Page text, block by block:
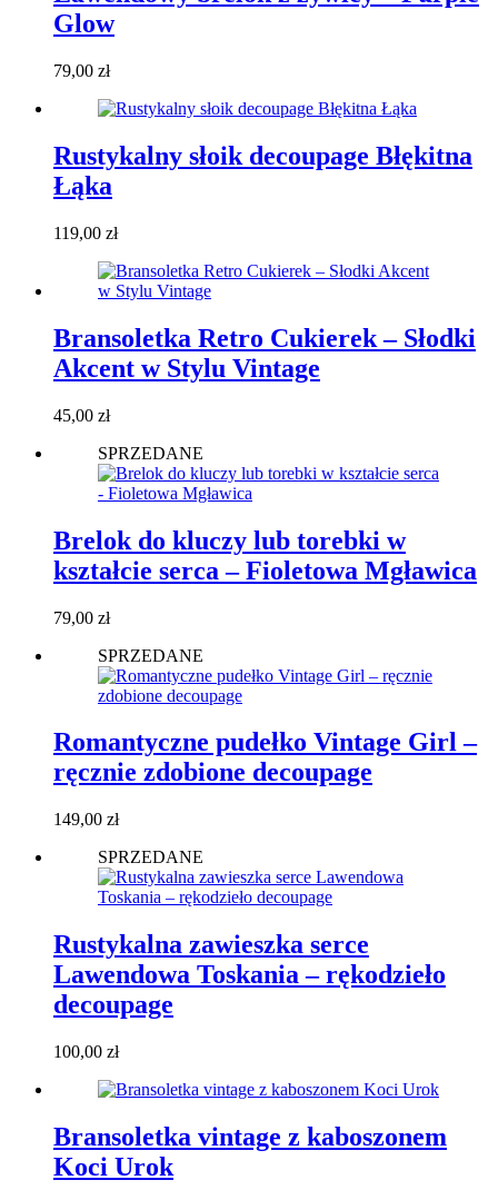
Glow
79,00 zł
Rustykalny słoik decoupage Błękitna
Łąka
119,00 zł
Bransoletka Retro Cukierek – Słodki
Akcent w Stylu Vintage
45,00 zł
SPRZEDANE
Brelok do kluczy lub torebki w
kształcie serca – Fioletowa Mgławica
79,00 zł
SPRZEDANE
Romantyczne pudełko Vintage Girl –
ręcznie zdobione decoupage
149,00 zł
SPRZEDANE
Rustykalna zawieszka serce
Lawendowa Toskania – rękodzieło
decoupage
100,00 zł
Bransoletka vintage z kaboszonem
Koci Urok